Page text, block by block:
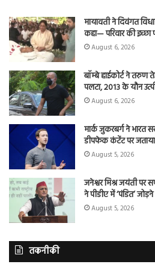
मायावती ने दिवंगत
कहा— परिवार की
August 6, 2026
बॉम्बे हाईकोर्ट ने
पलटा, 2013 के यौन
August 6, 2026
मार्क जुकरबर्ग ने भारत
डीपफेक कंटेंट पर
August 5, 2026
जनेश्वर मिश्र जयंती पर
ने पीडीए में ‘पंडित’
August 5, 2026
तकनीकी